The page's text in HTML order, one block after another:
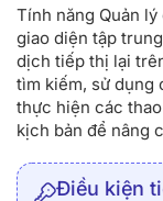
Tính năng Quản
giao diện tập
dịch tiếp thị lại
tìm kiếm, sử dụng
thực hiện các
kịch bản để nâng
Điều kiện